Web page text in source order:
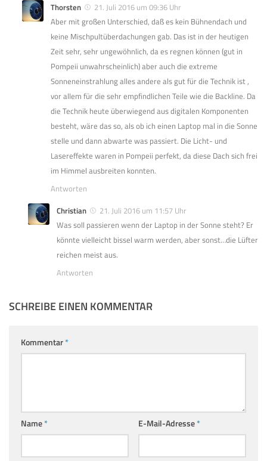
Thorsten
21. Juli 2016 um 09:36 Uhr
Aber mit großen Unterschied, daß es kein Bühnendach und
keine Mischpultüberdachungen gab. Das ist in der heutigen
Zeit sehr, sehr ungewöhnlich, da es regnen können (gut in
Pompeii unwahrscheinlich) aber auch die extreme
Sonneneinstrahlung alles andere als gut für die Technik ist ,
vor allem für die sehr empfindlichen Teile wie die Backline. Da
die Technik heute überwiegend aus digitalen Komponenten
besteht, wäre das so, als ob ich einen Laptop mal in die Sonne
stelle und dann abwarte was passiert. Die Licht- und
Lasereffekte waren in Pompeii perfekt, da diese Dach sich frei
im Himmel ausbreiten konnten.
Antworten
Christian
21. Juli 2016 um 11:57 Uhr
Was soll passieren wenn der Laptop in der Sonne steht? Er
könnte vielleicht bissel warm werden, aber sonst…die Lüfter
reichen meist aus.
Antworten
SCHREIBE EINEN KOMMENTAR
Kommentar*
Name* E-Mail-Adresse*